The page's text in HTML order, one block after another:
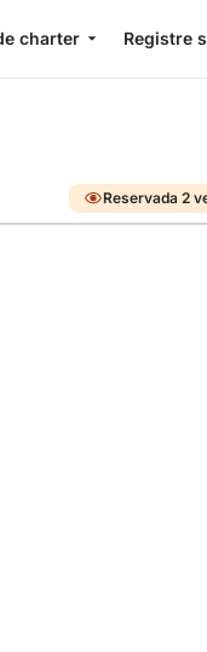
charter Registre
Reservada 2